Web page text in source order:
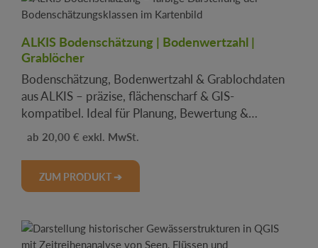
ALKIS Bodenschätzung | Bodenwertzahl |
Grablöcher
Bodenschätzung, Bodenwertzahl & Grablochdaten
aus ALKIS – präzise, flächenscharf & GIS-
kompatibel. Ideal für Planung, Bewertung &
Landwirtschaft.
Regulärer Preis:
20,00 €
ZUM PRODUKT ➔